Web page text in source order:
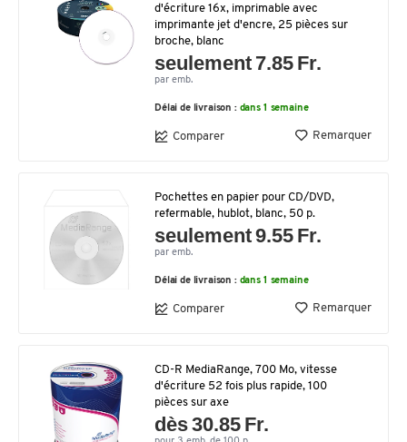
d'écriture 16x, imprimable avec
imprimante jet d'encre, 25 pièces sur
broche, blanc
seulement 7.85 Fr.
par emb.
Délai de livraison : dans 1 semaine
Comparer Remarquer
Pochettes en papier pour CD/DVD,
refermable, hublot, blanc, 50 p.
seulement 9.55 Fr.
par emb.
Délai de livraison : dans 1 semaine
Comparer Remarquer
CD-R MediaRange, 700 Mo, vitesse
d'écriture 52 fois plus rapide, 100
pièces sur axe
dès 30.85 Fr.